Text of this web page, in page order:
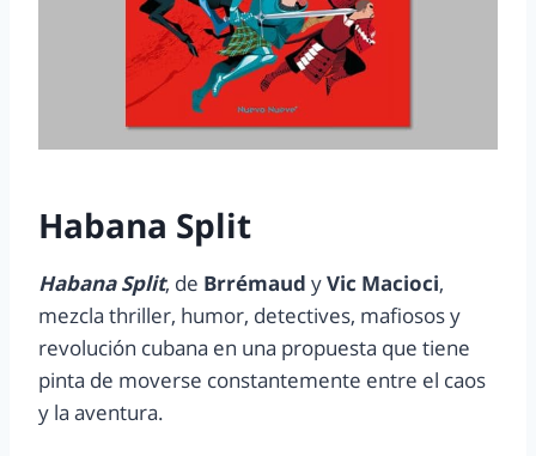
Habana Split
Habana Split, de Brrémaud yVic Macioci,
mezcla thriller, humor, detectives, mafiosos y
revolución cubana en una propuesta que tiene
pinta de moverse constantemente entre el caos
y la aventura.